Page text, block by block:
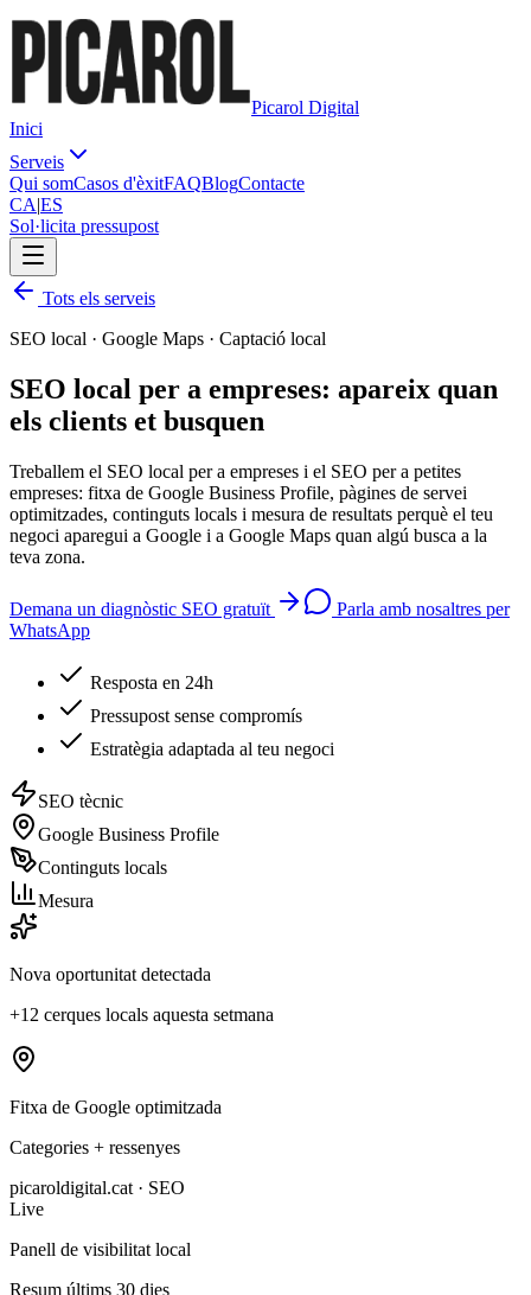
Picarol Digital
Inici
Serveis
Qui somCasos d'èxitFAQBlogContacte
CA|ES
Sol·licita pressupost
Tots els serveis
SEO local · Google Maps · Captació local
SEO local per a empreses: apareix quan
els clients et busquen
Treballem el SEO local per a empreses i el SEO per a petites
empreses: fitxa de Google Business Profile, pàgines de servei
optimitzades, continguts locals i mesura de resultats perquè el teu
negoci aparegui a Google i a Google Maps quan algú busca a la
teva zona.
Demana un diagnòstic SEO gratuït
Parla amb nosaltres per
WhatsApp
Resposta en 24h
Pressupost sense compromís
Estratègia adaptada al teu negoci
SEO tècnic
Google Business Profile
Continguts locals
Mesura
Nova oportunitat detectada
+12 cerques locals aquesta setmana
Fitxa de Google optimitzada
Categories + ressenyes
picaroldigital.cat · SEO
Live
Panell de visibilitat local
Resum últims 30 dies